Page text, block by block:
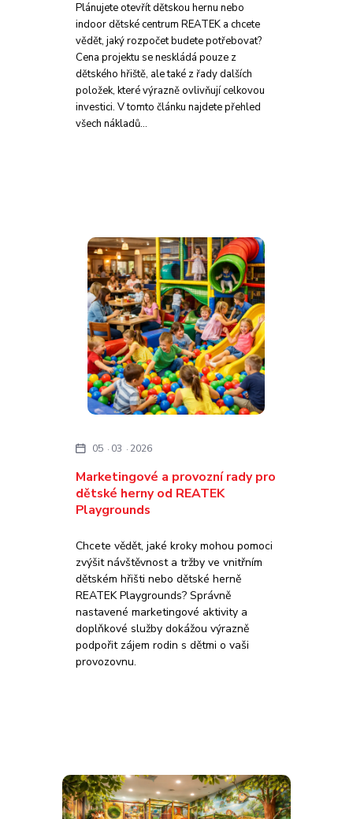
Plánujete otevřít dětskou hernu nebo
indoor dětské centrum REATEK a chcete
vědět, jaký rozpočet budete potřebovat?
Cena projektu se neskládá pouze z
dětského hřiště, ale také z řady dalších
položek, které výrazně ovlivňují celkovou
investici. V tomto článku najdete přehled
všech nákladů…
Marketingové a provozní rady pro
dětské herny od REATEK
Playgrounds
05 03 2026
Chcete vědět, jaké kroky mohou pomoci
zvýšit návštěvnost a tržby ve vnitřním
dětském hřišti nebo dětské herně
REATEK Playgrounds? Správně
nastavené marketingové aktivity a
doplňkové služby dokážou výrazně
podpořit zájem rodin s dětmi o vaši
provozovnu.